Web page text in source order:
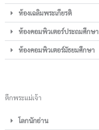
ห้องเฉลิมพระเกียรติ
ห้องคอมพิวเตอร์ประถมศึกษา
ห้องคอมพิวเตอร์มัธยมศึกษา
ตึกพระแม่เจ้า
โลกนักอ่าน